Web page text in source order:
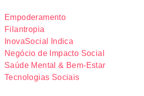
Empoderamento
Filantropia
InovaSocial Indica
Negócio de Impacto Social
Saúde Mental & Bem-Estar
Tecnologias Sociais